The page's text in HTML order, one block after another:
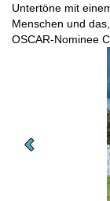
Untertöne mit
Menschen und
OSCAR-Nominee